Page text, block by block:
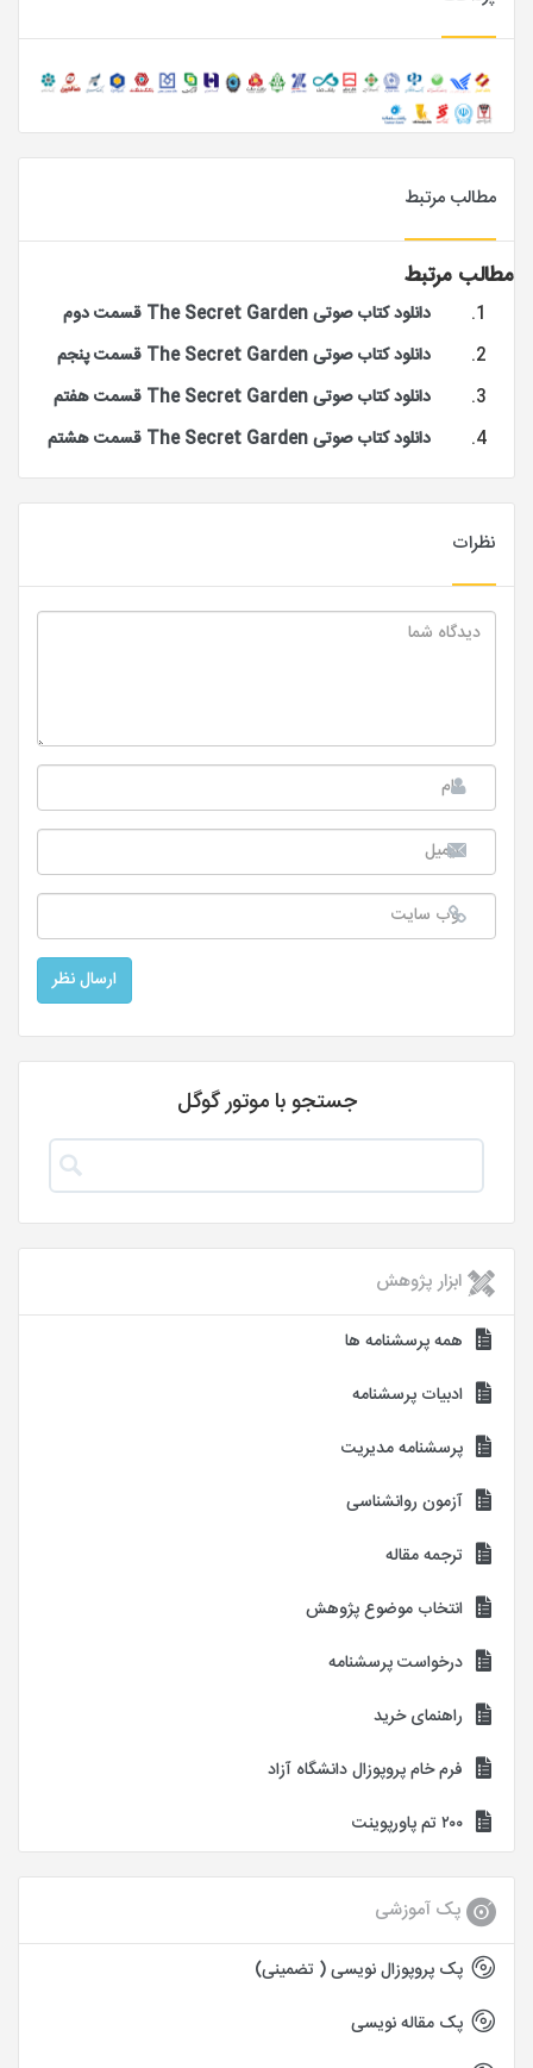
مطالب مرتبط
مطالب مرتبط
دانلود کتاب صوتی The Secret Garden قسمت دوم
دانلود کتاب صوتی The Secret Garden قسمت پنجم
دانلود کتاب صوتی The Secret Garden قسمت هفتم
دانلود کتاب صوتی The Secret Garden قسمت هشتم
نظرات
جستجو با موتور گوگل
ابزار پژوهش
همه پرسشنامه ها
ادبیات پرسشنامه
پرسشنامه مدیریت
آزمون روانشناسی
ترجمه مقاله
انتخاب موضوع پژوهش
درخواست پرسشنامه
راهنمای خرید
فرم خام پروپوزال دانشگاه آزاد
۲۰۰ تم پاورپوینت
پک آموزشی
پک پروپوزال نویسی ( تضمینی)
پک مقاله نویسی